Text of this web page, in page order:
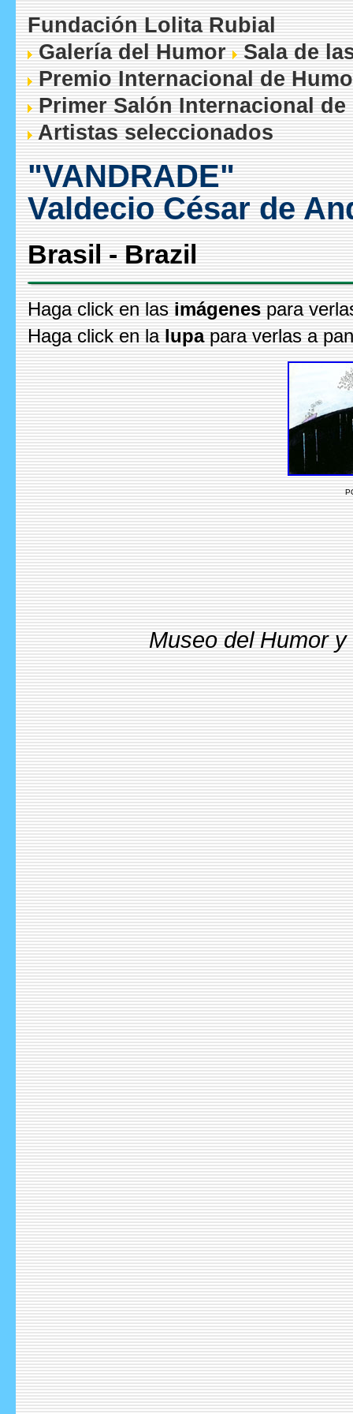
Fundación Lolita Rubial
Galería del Humor
Sala de
Premio Internacional de
Primer Salón Internacional
Artistas seleccionados
"VANDRADE"
Valdecio César de
Brasil - Brazil
Haga click en las imágenes para
Haga click en la lupapara verlas a
Museo del Humor